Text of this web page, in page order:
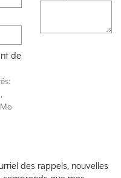
de
des rappels, nouvelles